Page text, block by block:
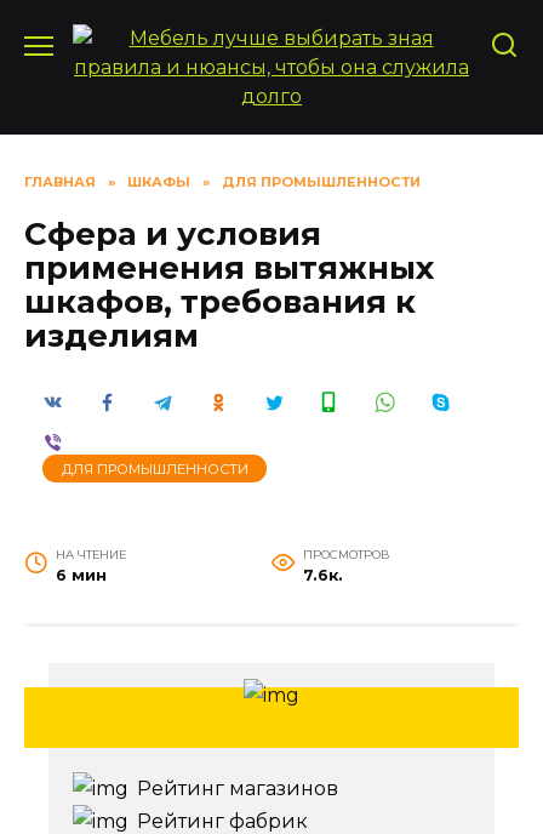
содержанию
ГЛАВНАЯ » ШКАФЫ » ДЛЯ ПРОМЫШЛЕННОСТИ
Сфера и условия
применения вытяжных
шкафов, требования к
изделиям
ДЛЯ ПРОМЫШЛЕННОСТИ
НА ЧТЕНИЕ
6 мин
ПРОСМОТРОВ
7.6к.
Рейтинг магазинов
Рейтинг фабрик